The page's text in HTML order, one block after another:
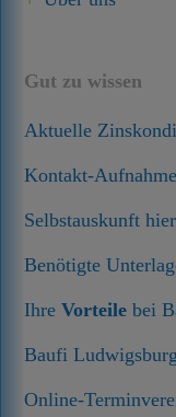
Gut zu wissen
Aktuelle
Kontakt-
Selbstauskunft
Benötigte
IhreVorteile bei
Baufi
Online-